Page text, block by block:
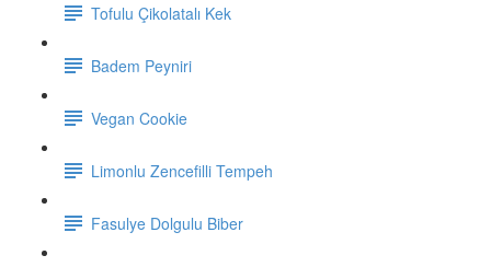
Tofulu Çikolatalı Kek
Badem Peyniri
Vegan Cookie
Limonlu Zencefilli Tempeh
Fasulye Dolgulu Biber